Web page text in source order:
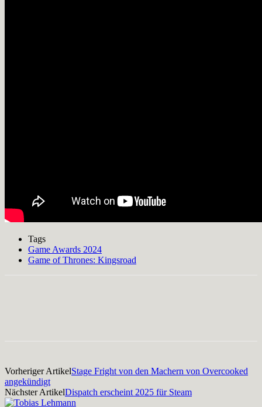
Tags
Game Awards 2024
Game of Thrones: Kingsroad
Vorheriger ArtikelStage Fright von den Machern von Overcooked
angekündigt
Nächster ArtikelDispatch erscheint 2025 für Steam